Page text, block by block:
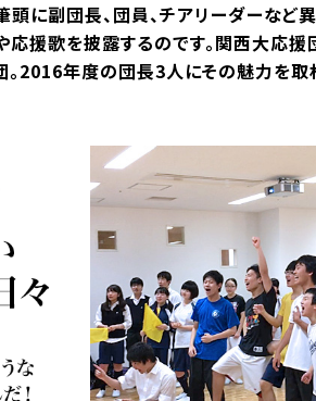
に副団長、団員、チアリーダーな
応援歌を披露するのです。関西大応
2016年度の団長3人にその魅力を取